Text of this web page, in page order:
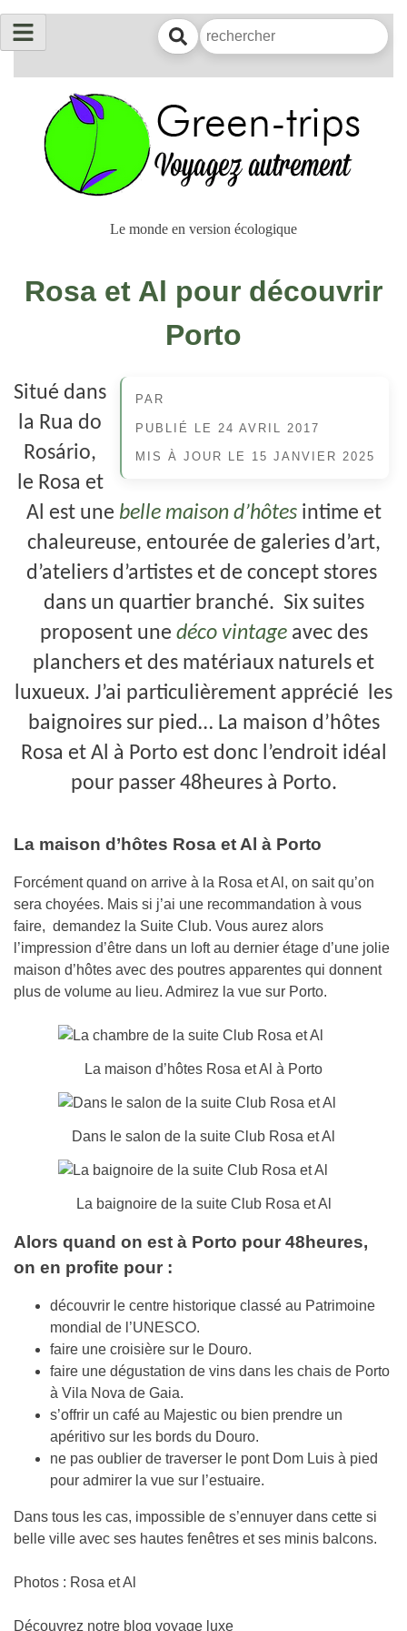
Le monde en version écologique
Rosa et Al pour découvrir
Porto
PAR
PUBLIÉ LE 24 AVRIL 2017
MIS À JOUR LE 15 JANVIER 2025
Situé dans
la Rua do
Rosário,
le Rosa et
Al est une belle maison d’hôtesintime et
chaleureuse, entourée de galeries d’art,
d’ateliers d’artistes et de concept stores
dans un quartier branché. Six suites
proposent une déco vintageavec des
planchers et des matériaux naturels et
luxueux. J’ai particulièrement apprécié les
baignoires sur pied… La maison d’hôtes
Rosa et Al à Porto est donc l’endroit idéal
pour passer 48heures à Porto.
La maison d’hôtes Rosa et Al à Porto
Forcément quand on arrive à la Rosa et Al, on sait qu’on
sera choyées. Mais si j’ai une recommandation à vous
faire, demandez la Suite Club. Vous aurez alors
l’impression d’être dans un loft au dernier étage d’une jolie
maison d’hôtes avec des poutres apparentes qui donnent
plus de volume au lieu. Admirez la vue sur Porto.
La maison d’hôtes Rosa et Al à Porto
Dans le salon de la suite Club Rosa et Al
La baignoire de la suite Club Rosa et Al
Alors quand on est à Porto pour 48heures,
on en profite pour :
découvrir le centre historique classé au Patrimoine
mondial de l’UNESCO.
faire une croisière sur le Douro.
faire une dégustation de vins dans les chais de Porto
à Vila Nova de Gaia.
s’offrir un café au Majestic ou bien prendre un
apéritivo sur les bords du Douro.
ne pas oublier de traverser le pont Dom Luis à pied
pour admirer la vue sur l’estuaire.
Dans tous les cas, impossible de s’ennuyer dans cette si
belle ville avec ses hautes fenêtres et ses minis balcons.
Photos : Rosa et Al
Découvrez notre blog voyage luxe